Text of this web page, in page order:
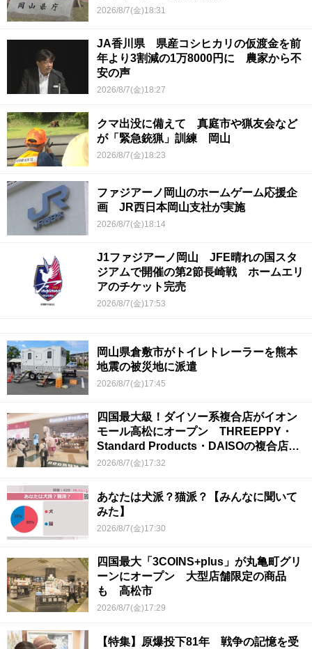
2026/8/7(金)18:31
JA香川県 県産コシヒカリの仮渡金を前
年より3割減の1万8000円に 農家から不
安の声
2026/8/7(金)18:27
クマ出没に備えて 真庭市や猟友会など
が「緊急銃猟」訓練 岡山
2026/8/7(金)18:23
ファジアーノ岡山のホームゲーム応援企
画 JR西日本岡山支社が実施
2026/8/7(金)18:14
J1ファジアーノ岡山 JFE晴れの国スタ
ジアムで開催の第2節長崎戦 ホームエリ
アのチケット完売
2026/8/7(金)17:53
岡山県倉敷市がトイレトレーラーを熊本
地震の被災地に派遣
2026/8/7(金)17:45
四国最大級！ダイソー系複合店がイオン
モール高松にオープン THREEPPY・
Standard Products・DAISOの複合店は
香川県初
2026/8/7(金)17:32
あなたは犬派？猫派？【みんなに聞いて
みた】
2026/8/7(金)17:30
四国最大「3COINS+plus」が丸亀町グリ
ーンにオープン 大型店舗限定の商品
も 高松市
2026/8/7(金)17:29
【特集】原爆投下81年 戦争の記憶を受